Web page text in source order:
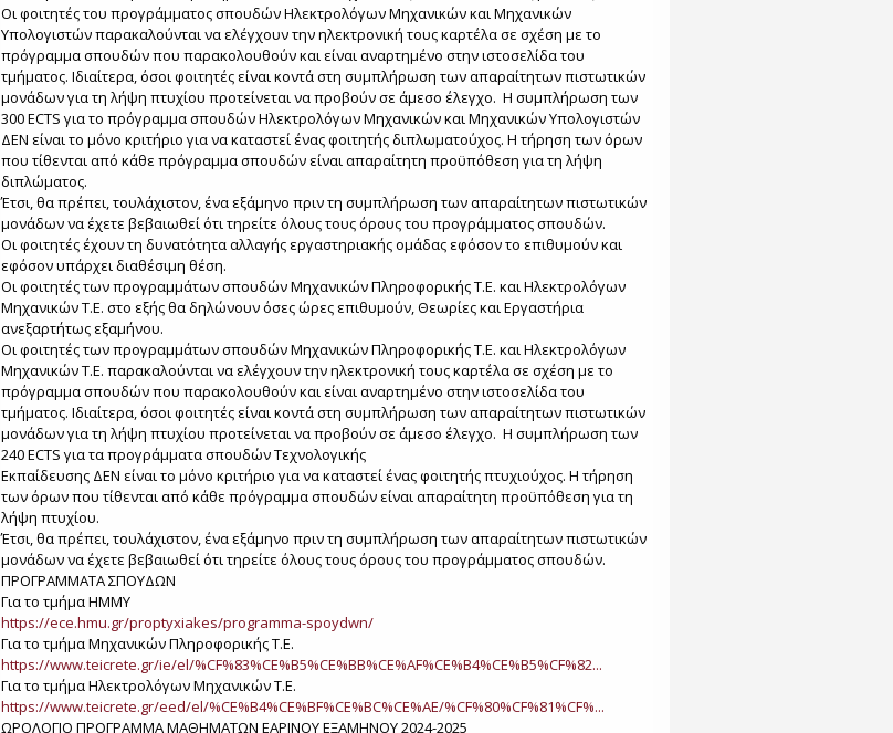
Οι φοιτητές του προγράμματος σπουδών Ηλεκτρολόγων Μηχανικών και Μηχανικών
Υπολογιστών παρακαλούνται να ελέγχουν την ηλεκτρονική τους καρτέλα σε σχέση με το
πρόγραμμα σπουδών που παρακολουθούν και είναι αναρτημένο στην ιστοσελίδα του
τμήματος. Ιδιαίτερα, όσοι φοιτητές είναι κοντά στη συμπλήρωση των απαραίτητων πιστωτικών
μονάδων για τη λήψη πτυχίου προτείνεται να προβούν σε άμεσο έλεγχο. Η συμπλήρωση των
300 ECTS για το πρόγραμμα σπουδών Ηλεκτρολόγων Μηχανικών και Μηχανικών Υπολογιστών
ΔΕΝ είναι το μόνο κριτήριο για να καταστεί ένας φοιτητής διπλωματούχος. Η τήρηση των όρων
που τίθενται από κάθε πρόγραμμα σπουδών είναι απαραίτητη προϋπόθεση για τη λήψη
διπλώματος.
Έτσι, θα πρέπει, τουλάχιστον, ένα εξάμηνο πριν τη συμπλήρωση των απαραίτητων πιστωτικών
μονάδων να έχετε βεβαιωθεί ότι τηρείτε όλους τους όρους του προγράμματος σπουδών.
Οι φοιτητές έχουν τη δυνατότητα αλλαγής εργαστηριακής ομάδας εφόσον το επιθυμούν και
εφόσον υπάρχει διαθέσιμη θέση.
Οι φοιτητές των προγραμμάτων σπουδών Μηχανικών Πληροφορικής Τ.Ε. και Ηλεκτρολόγων
Μηχανικών Τ.Ε. στο εξής θα δηλώνουν όσες ώρες επιθυμούν, Θεωρίες και Εργαστήρια
ανεξαρτήτως εξαμήνου.
Οι φοιτητές των προγραμμάτων σπουδών Μηχανικών Πληροφορικής Τ.Ε. και Ηλεκτρολόγων
Μηχανικών Τ.Ε. παρακαλούνται να ελέγχουν την ηλεκτρονική τους καρτέλα σε σχέση με το
πρόγραμμα σπουδών που παρακολουθούν και είναι αναρτημένο στην ιστοσελίδα του
τμήματος. Ιδιαίτερα, όσοι φοιτητές είναι κοντά στη συμπλήρωση των απαραίτητων πιστωτικών
μονάδων για τη λήψη πτυχίου προτείνεται να προβούν σε άμεσο έλεγχο. Η συμπλήρωση των
240 ECTS για τα προγράμματα σπουδών Τεχνολογικής
Εκπαίδευσης ΔΕΝ είναι το μόνο κριτήριο για να καταστεί ένας φοιτητής πτυχιούχος. Η τήρηση
των όρων που τίθενται από κάθε πρόγραμμα σπουδών είναι απαραίτητη προϋπόθεση για τη
λήψη πτυχίου.
Έτσι, θα πρέπει, τουλάχιστον, ένα εξάμηνο πριν τη συμπλήρωση των απαραίτητων πιστωτικών
μονάδων να έχετε βεβαιωθεί ότι τηρείτε όλους τους όρους του προγράμματος σπουδών.
ΠΡΟΓΡΑΜΜΑΤΑ ΣΠΟΥΔΩΝ
Για το τμήμα ΗΜΜΥ
https://ece.hmu.gr/proptyxiakes/programma-spoydwn/
Για το τμήμα Μηχανικών Πληροφορικής Τ.Ε.
https://www.teicrete.gr/ie/el/%CF%83%CE%B5%CE%BB%CE%AF%CE%B4%CE%B5%CF%82...
Για το τμήμα Ηλεκτρολόγων Μηχανικών Τ.Ε.
https://www.teicrete.gr/eed/el/%CE%B4%CE%BF%CE%BC%CE%AE/%CF%80%CF%81%CF%...
ΩΡΟΛΟΓΙΟ ΠΡΟΓΡΑΜΜΑ ΜΑΘΗΜΑΤΩΝ ΕΑΡΙΝΟΥ ΕΞΑΜΗΝΟΥ 2024-2025